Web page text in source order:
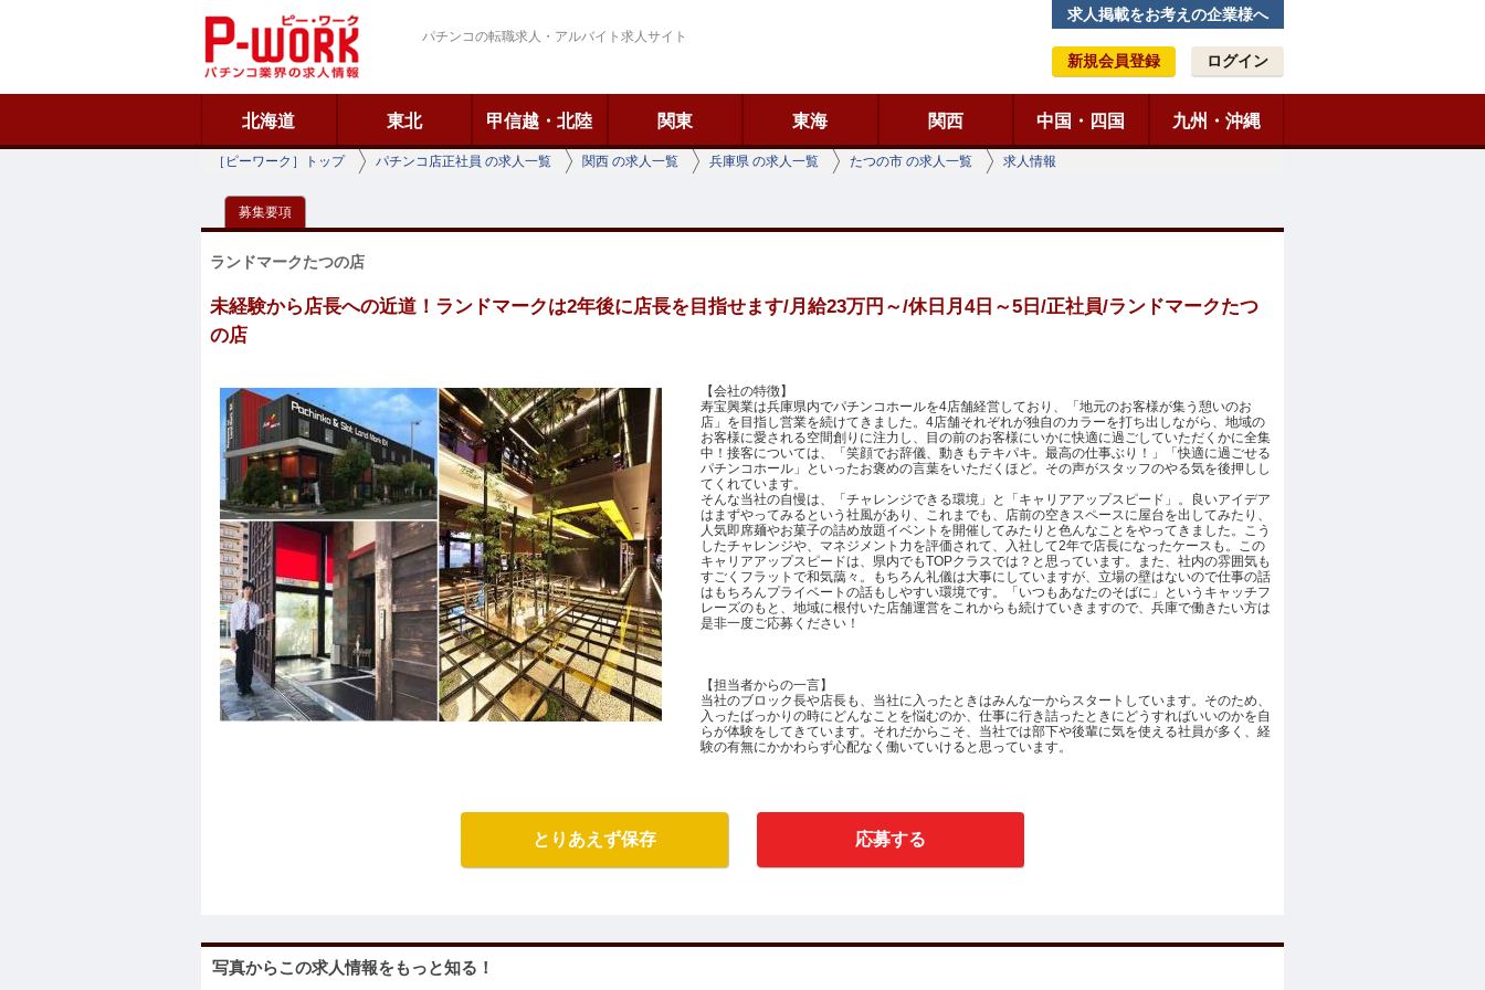
パチンコの転職求人・アルバイト求人サイト
求人掲載をお考えの企業様へ
新規会員登録 ログイン
北海道 東北 甲信越・北陸 関東 東海 関西 中国・四国 九州・沖縄
［ピーワーク］トップ パチンコ店正社員 の求人一覧 関西 の求人一覧 兵庫県 の求人一覧 たつの市 の求人一覧 求人情報
募集要項
ランドマークたつの店
未経験から店長への近道！ランドマークは2年後に店長を目指せます/月給23万円～/休日月4日～5日/正社員/ランドマークたつ
の店
【会社の特徴】
寿宝興業は兵庫県内でパチンコホールを4店舗経営しており、「地元のお客様が集う憩いのお
店」を目指し営業を続けてきました。4店舗それぞれが独自のカラーを打ち出しながら、地域の
お客様に愛される空間創りに注力し、目の前のお客様にいかに快適に過ごしていただくかに全集
中！接客については、「笑顔でお辞儀、動きもテキパキ。最高の仕事ぶり！」「快適に過ごせる
パチンコホール」といったお褒めの言葉をいただくほど。その声がスタッフのやる気を後押しし
てくれています。
そんな当社の自慢は、「チャレンジできる環境」と「キャリアアップスピード」。良いアイデア
はまずやってみるという社風があり、これまでも、店前の空きスペースに屋台を出してみたり、
人気即席麺やお菓子の詰め放題イベントを開催してみたりと色んなことをやってきました。こう
したチャレンジや、マネジメント力を評価されて、入社して2年で店長になったケースも。この
キャリアアップスピードは、県内でもTOPクラスでは？と思っています。また、社内の雰囲気も
すごくフラットで和気藹々。もちろん礼儀は大事にしていますが、立場の壁はないので仕事の話
はもちろんプライベートの話もしやすい環境です。「いつもあなたのそばに」というキャッチフ
レーズのもと、地域に根付いた店舗運営をこれからも続けていきますので、兵庫で働きたい方は
是非一度ご応募ください！
【担当者からの一言】
当社のブロック長や店長も、当社に入ったときはみんな一からスタートしています。そのため、
入ったばっかりの時にどんなことを悩むのか、仕事に行き詰ったときにどうすればいいのかを自
らが体験をしてきています。それだからこそ、当社では部下や後輩に気を使える社員が多く、経
験の有無にかかわらず心配なく働いていけると思っています。
とりあえず保存 応募する
写真からこの求人情報をもっと知る！